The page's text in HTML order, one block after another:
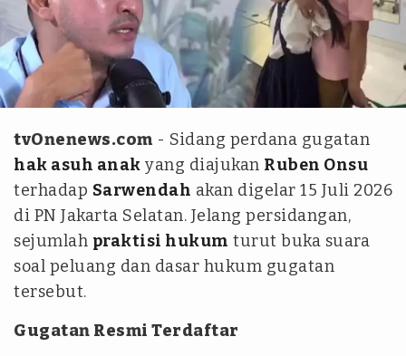
Kolase tvOnenews.com / YouTube The Onsu Family /
Instagram @ruben_onsu
tvOnenews.com - Sidang perdana gugatan
hak asuh anak yang diajukan Ruben Onsu
terhadap Sarwendah akan digelar 15 Juli 2026
di PN Jakarta Selatan. Jelang persidangan,
sejumlah praktisi hukum turut buka suara
soal peluang dan dasar hukum gugatan
tersebut.
Gugatan Resmi Terdaftar